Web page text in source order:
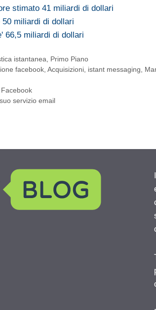
stimato 41 miliardi di dollari
miliardi di dollari
66,5 miliardi di dollari
istantanea, Primo Piano
facebook,Acquisizioni, istant messaging,
servizio email